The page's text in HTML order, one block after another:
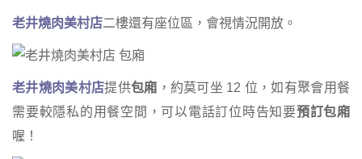
老井燒肉美村店二樓還有座位區，會視情況開放。
老井燒肉美村店提供包廂 ，約莫可坐 12 位，如有聚會用餐
需要較隱私的用餐空間，可以電話訂位時告知要預訂包廂
喔！